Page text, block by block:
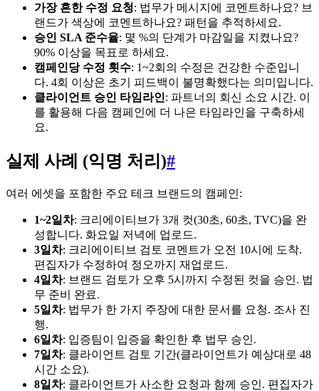
가장 흔한 수정 요청: 법무가 메시지에 코멘트하나요? 브
랜드가 색상에 코멘트하나요? 패턴을 추적하세요.
승인 SLA 준수율: 몇 %의 단계가 마감일을 지켰나요?
90% 이상을 목표로 하세요.
캠페인당 수정 횟수: 1~2회의 수정은 건강한 수준입니
다. 4회 이상은 초기 피드백이 불명확했다는 의미입니다.
클라이언트 승인 타임라인: 파트너의 회신 소요 시간. 이
를 활용해 다음 캠페인에 더 나은 타임라인을 구축하세
요.
실제 사례 (익명 처리)#
여러 에셋을 포함한 주요 테크 브랜드의 캠페인:
1~2일차: 크리에이티브가 3개 컷(30초, 60초, TVC)을 완
성합니다. 화요일 저녁에 업로드.
3일차: 크리에이티브 검토 코멘트가 오전 10시에 도착.
편집자가 수정하여 정오까지 재업로드.
4일차: 브랜드 검토가 오후 5시까지 수정된 컷을 승인. 법
무 준비 완료.
5일차: 법무가 한 가지 주장에 대한 문서를 요청. 조사 진
행.
6일차: 입증팀이 입증을 확인한 후 법무 승인.
7일차: 클라이언트 검토 기간(클라이언트가 예상대로 48
시간 소요).
8일차: 클라이언트가 사소한 요청과 함께 승인. 편집자가